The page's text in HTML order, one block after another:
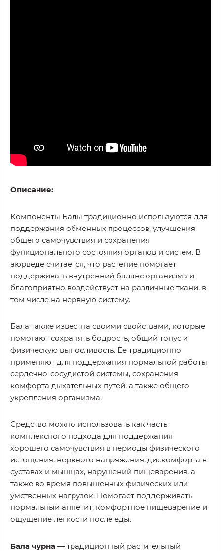
Описание:
Компоненты Балы традиционно используются для
поддержания обменных процессов, улучшения
общего самочувствия и сохранения
функционального состояния органов и систем. В
аюрведе считается, что растение помогает
поддерживать внутренний баланс организма и
благоприятно воздействует на различные ткани, в
том числе на нервную систему.
Бала также известна своими свойствами, которые
помогают сохранять бодрость, общий тонус и
физическую выносливость. Ее традиционно
применяют для поддержания нормальной работы
сердечно-сосудистой системы, сохранения
комфорта дыхательных путей, а также общего
укрепления организма.
Средство можно использовать как часть
комплексного подхода для поддержания
хорошего самочувствия в периоды физического
истощения, нервного напряжения, дискомфорта в
суставах и мышцах, нарушений пищеварения, а
также во время повышенных физических или
умственных нагрузок. Помогает поддерживать
нормальный аппетит, комфортное пищеварение и
ощущение легкости после еды.
Бала чурна — традиционный растительный